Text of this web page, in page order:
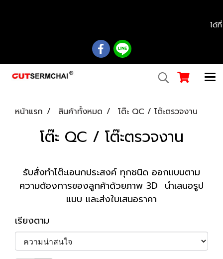
ได้
หน้าแรก สินค้าทั้งหมด โต๊ะ QC / โต๊ะตรวจงาน
โต๊ะ QC / โต๊ะตรวจงาน
รับสั่งทำโต๊ะเอนกประสงค์ ทุกชนิด ออกแบบตาม
ความต้องการของลูกค้าด้วยภาพ 3D นำเสนอรูป
แบบ และส่งใบเสนอราคา
เรียงตาม